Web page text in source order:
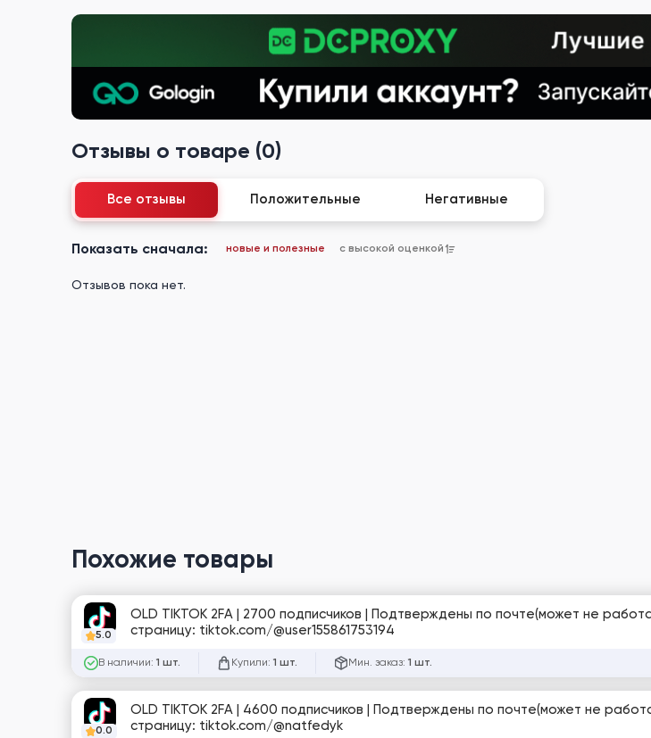
Отзывы о товаре (0)
Все отзывы Положительные Негативные
Показать сначала: новые и полезные с высокой оценкой
Отзывов пока нет.
Похожие товары
5.0
OLD TIKTOK 2FA | 2700 подписчиков | Подтверждены по почте(может не
страницу: tiktok.com/@user155861753194
В наличии: 1 шт. Купили: 1 шт. Мин. заказ: 1 шт.
0.0
OLD TIKTOK 2FA | 4600 подписчиков | Подтверждены по почте(может не
страницу: tiktok.com/@natfedyk